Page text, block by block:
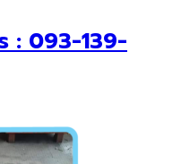
: 093-139-